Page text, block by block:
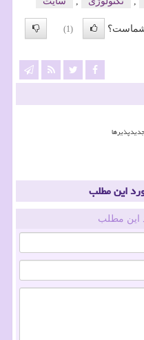
شماست؟
(1)
این مطلب
این مطلب